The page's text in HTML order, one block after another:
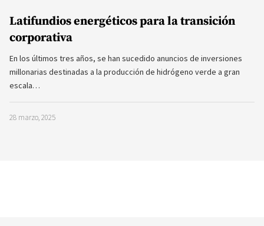
Latifundios energéticos para la transición
corporativa
En los últimos tres años, se han sucedido anuncios de inversiones
millonarias destinadas a la producción de hidrógeno verde a gran
escala…
28 marzo, 2025